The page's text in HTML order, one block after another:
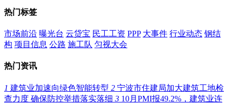
热门标签
市场前沿 曝光台 云贷宝 民工工资 PPP 大事件 行业动态 钢结
构 项目信息 公路 施工队 匀视大会
热门资讯
1 建筑业加速向绿色智能转型 2 宁波市住建局加大建筑工地检
查力度 确保防控举措落实落细 3 10月PMI报49.2%，建筑业连